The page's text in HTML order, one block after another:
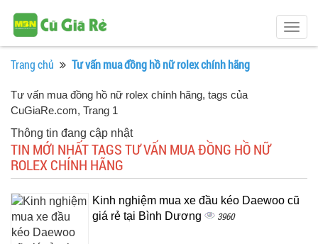
Trang chủ Tư vấn mua đồng hồ nữ rolex chính hãng
Tư vấn mua đồng hồ nữ rolex chính hãng, tags của
CuGiaRe.com, Trang 1
Thông tin đang cập nhật
TIN MỚI NHẤT TAGS TƯ VẤN MUA ĐỒNG HỒ NỮ
ROLEX CHÍNH HÃNG
Kinh nghiệm mua xe đầu kéo Daewoo cũ
giá rẻ tại Bình Dương
3960